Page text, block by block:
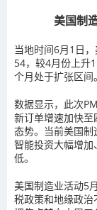
美国制
当地时间6月1日
54，较4月份上升
个月处于扩张区间。
数据显示，此次
新订单增速加快
态势。当前美国
智能投资大幅增
低。
美国制造业活动5
税政策和地缘政